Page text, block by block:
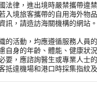
法律，進出境時嚴禁攜帶違
入境旅客攜帶的自用海外物
訊，請造訪海關機構的網站
的活動，均應遵循服務人員
自身的年齡、體能、健康狀
要，應諮詢醫生或專業人士
抵達機場和港口時採集指紋